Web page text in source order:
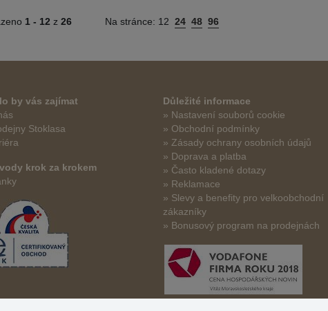
1 - 12 z 26 Na stránce: 12 24 48 96
by vás zajímat
Stoklasa
krok za krokem
Důležité informace
» Nastavení souborů cookie
» Obchodní podmínky
» Zásady ochrany osobních údajů
» Doprava a platba
» Často kladené dotazy
» Reklamace
» Slevy a benefity pro velkoobchodní
zákazníky
» Bonusový program na prodejnách